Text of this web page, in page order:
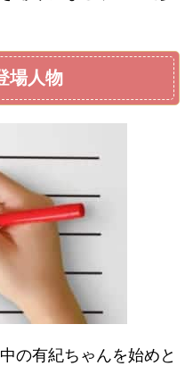
場人物
の有紀ちゃんを始めと